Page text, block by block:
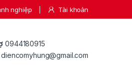
nghiệp Tài khoản
0944180915
diencomyhung@gmail.com